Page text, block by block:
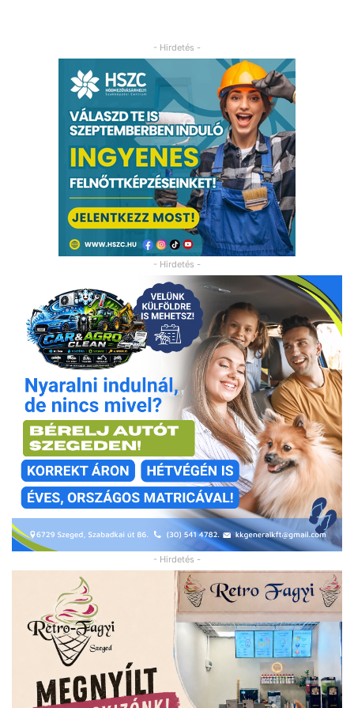
- Hirdetés -
- Hirdetés -
- Hirdetés -